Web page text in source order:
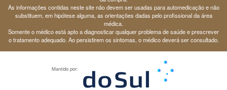
As informações contidas neste site não devem ser usadas para automedicação e não
substituem, em hipótese alguma, as orientações dadas pelo profissional da área
médica.
Somente o médico está apto a diagnosticar qualquer problema de saúde e prescrever
o tratamento adequado. Ao persistirem os sintomas, o médico deverá ser consultado.
Mantido por: